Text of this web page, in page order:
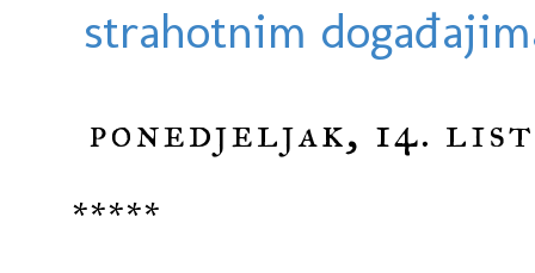
strahotnim
ponedjeljak, 14.
*****